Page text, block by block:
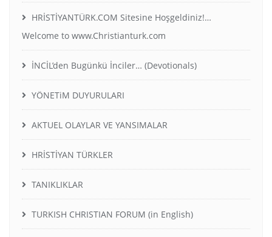
HRİSTİYANTÜRK.COM Sitesine Hoşgeldiniz!…
Welcome to www.Christianturk.com
İNCİL’den Bugünkü İnciler… (Devotionals)
YÖNETiM DUYURULARI
AKTUEL OLAYLAR VE YANSIMALAR
HRİSTİYAN TÜRKLER
TANIKLIKLAR
TURKISH CHRISTIAN FORUM (in English)